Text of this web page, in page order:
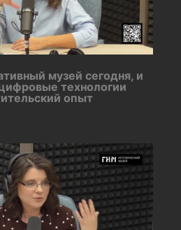
музей сегодня, и
технологии
опыт